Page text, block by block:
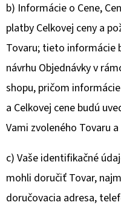
b) Informácie o Cene,
platby Celkovej ceny a
Tovaru; tieto informácie
návrhu Objednávky v
shopu, pričom
a Celkovej cene budú
Vami zvoleného Tovaru
c) Vaše identifikačné
mohli doručiť Tovar,
doručovacia adresa,